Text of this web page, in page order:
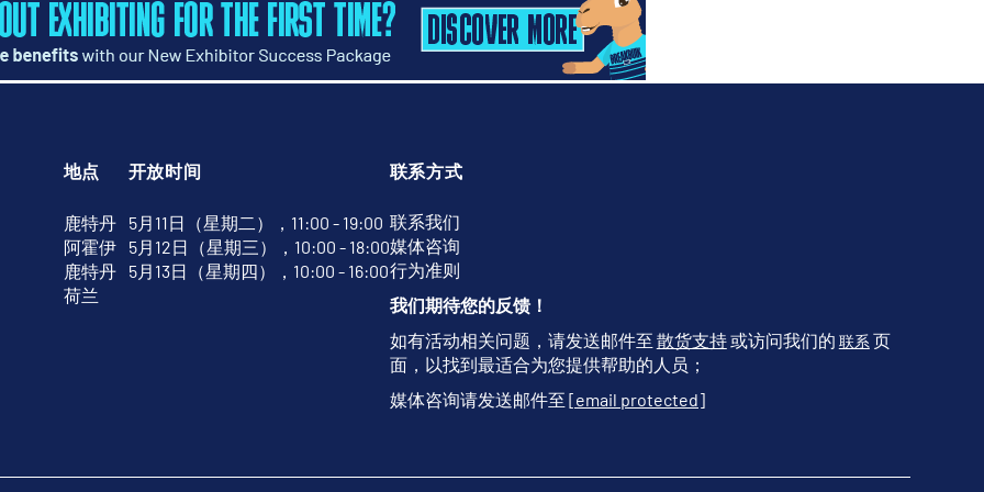
地点
鹿特丹
阿霍伊
鹿特丹
荷兰
开放时间
5月11日（星期二），11:00 - 19:00
5月12日（星期三），10:00 - 18:00
5月13日（星期四），10:00 - 16:00
联系方式
联系我们
媒体咨询
行为准则
我们期待您的反馈！
如有活动相关问题，请发送邮件至 散货支持或访问我们的 联系 页
面，以找到最适合为您提供帮助的人员；
媒体咨询请发送邮件至 [email protected]